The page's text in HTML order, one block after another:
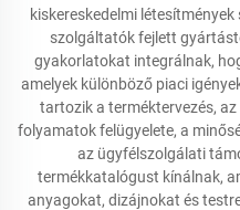
kiskereskedelmi
szolgáltatók fejlett
gyakorlatokat integrálnak,
amelyek különböző piaci
tartozik a terméktervezés,
folyamatok felügyelete, a
az ügyfélszolgálati
termékkatalógust kínálnak,
anyagokat, dizájnokat és